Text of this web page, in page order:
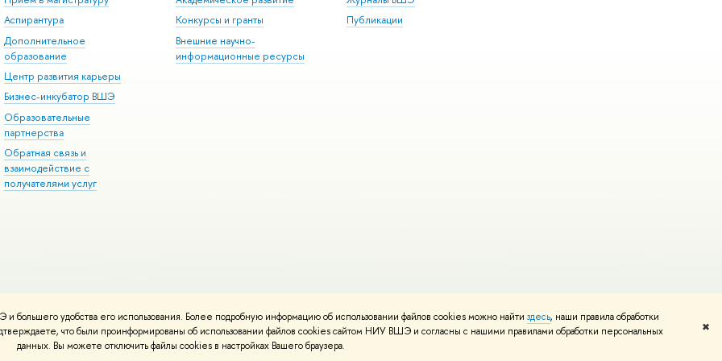
удобства его использования. Более подробную информацию об использовании файлов cookies можно найти здесь, наши правила обработки
что были проинформированы об использовании файлов cookies сайтом НИУ ВШЭ и согласны с нашими правилами обработки персональных
данных. Вы можете отключить файлы cookies в настройках Вашего браузера.
✖
Аспирантура
Дополнительное
образование
Центр развития карьеры
Бизнес-инкубатор ВШЭ
Образовательные
партнерства
Обратная связь и
взаимодействие с
получателями услуг
Конкурсы и гранты
Внешние научно-
информационные ресурсы
Публикации
Редактору
Условия использования материалов Политика конфиденциальности Карта сайта
вШколе дизайна НИУ ВШЭ